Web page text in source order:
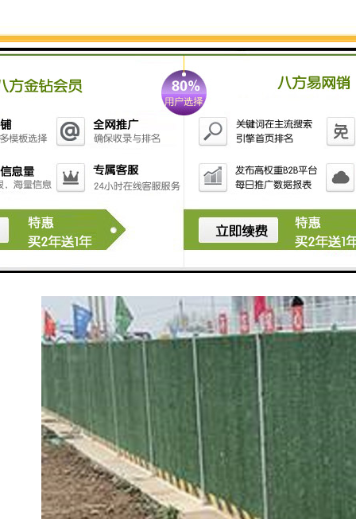
工地和外界彻底隔离，以至于不被不相干人等进入施工
地域，以免进入施工地区发生危险。安装好施工围挡后
请安排专人在安装水工围挡的外部进行巡逻维持因安装
围挡引起道路不便的次序。强调一点在市政施工围挡附
近禁止摆放杂物，泥土等不想关的东西，保持市政施工
围挡的整洁美观，而不影响市容市貌。